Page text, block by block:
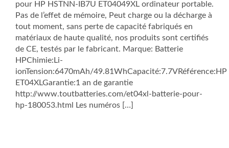
pour HP HSTNN-IB7U ET04049XL ordinateur portable.
Pas de l’effet de mémoire, Peut charge ou la décharge à
tout moment, sans perte de capacité fabriqués en
matériaux de haute qualité, nos produits sont certifiés
de CE, testés par le fabricant. Marque: Batterie
HPChimie:Li-
ionTension:6470mAh/49.81WhCapacité:7.7VRéférence:HP
ET04XLGarantie:1 an de garantie
http://www.toutbatteries.com/et04xl-batterie-pour-
hp-180053.html Les numéros […]